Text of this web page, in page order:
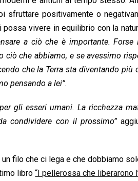
sfruttare positivamente o
vivere in equilibrio con la
a ciò che è importante. Forse
ciò che abbiamo, e se avessimo
che la Terra sta diventando più
pensando a lei”.
gli esseri umani. La ricchezza
condividere con il prossimo”
filo che ci lega e che dobbiamo
libro“I pellerossa che liberarono